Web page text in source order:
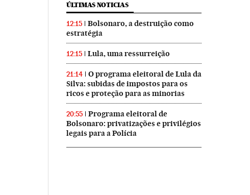
ÚLTIMAS NOTICIAS
12:15
Bolsonaro, a destruição como
estratégia
12:15 Lula, uma ressurreição
21:14
O programa eleitoral de Lula da
Silva: subidas de impostos para os
ricos e proteção para as minorias
20:55
Programa eleitoral de
Bolsonaro: privatizações e privilégios
legais para a Polícia